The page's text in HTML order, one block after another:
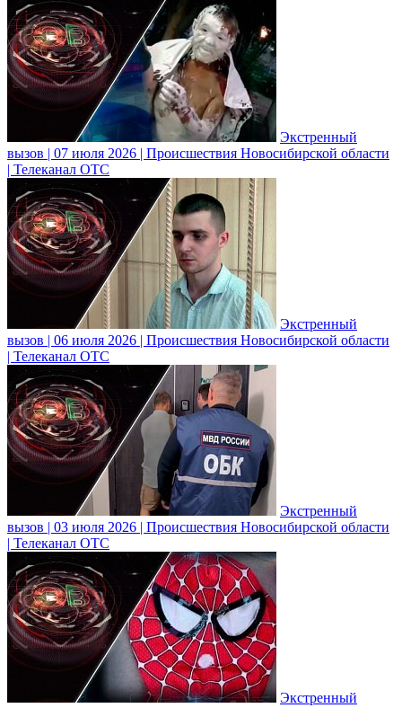
Экстренный
вызов | 07 июля 2026 | Происшествия Новосибирской области
| Телеканал ОТС
Экстренный
вызов | 06 июля 2026 | Происшествия Новосибирской области
| Телеканал ОТС
Экстренный
вызов | 03 июля 2026 | Происшествия Новосибирской области
| Телеканал ОТС
Экстренный